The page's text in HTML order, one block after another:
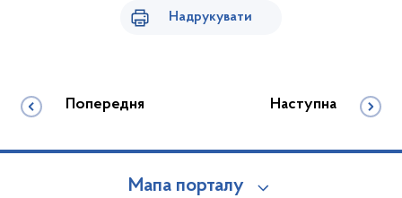
Надрукувати
Попередня Наступна
Мапа порталу